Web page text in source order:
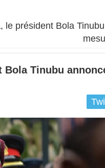
le président Bola
Tinubu